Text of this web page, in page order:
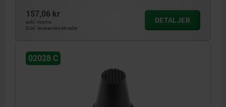
157,06 kr
exkl. moms
Exkl. leveranskostnader
DETALJER
02028 C